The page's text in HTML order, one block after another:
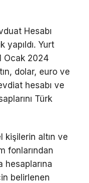
Hesabı
Yurt
Ocak 2024
dolar, euro ve
hesabı ve
Türk
altın ve
fonlarından
hesaplarına
belirlenen